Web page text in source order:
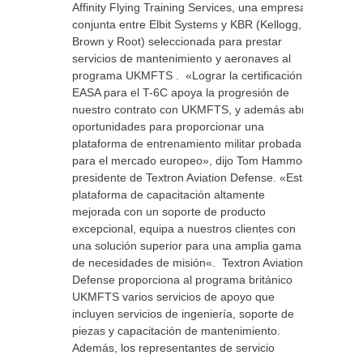
Affinity Flying Training Services, una empresa
conjunta entre Elbit Systems y KBR (Kellogg,
Brown y Root) seleccionada para prestar
servicios de mantenimiento y aeronaves al
programa UKMFTS . «Lograr la certificación
EASA para el T-6C apoya la progresión de
nuestro contrato con UKMFTS, y además abre
oportunidades para proporcionar una
plataforma de entrenamiento militar probada
para el mercado europeo», dijo Tom Hammoor,
presidente de Textron Aviation Defense. «Esta
plataforma de capacitación altamente
mejorada con un soporte de producto
excepcional, equipa a nuestros clientes con
una solución superior para una amplia gama
de necesidades de misión«. Textron Aviation
Defense proporciona al programa británico
UKMFTS varios servicios de apoyo que
incluyen servicios de ingeniería, soporte de
piezas y capacitación de mantenimiento.
Además, los representantes de servicio